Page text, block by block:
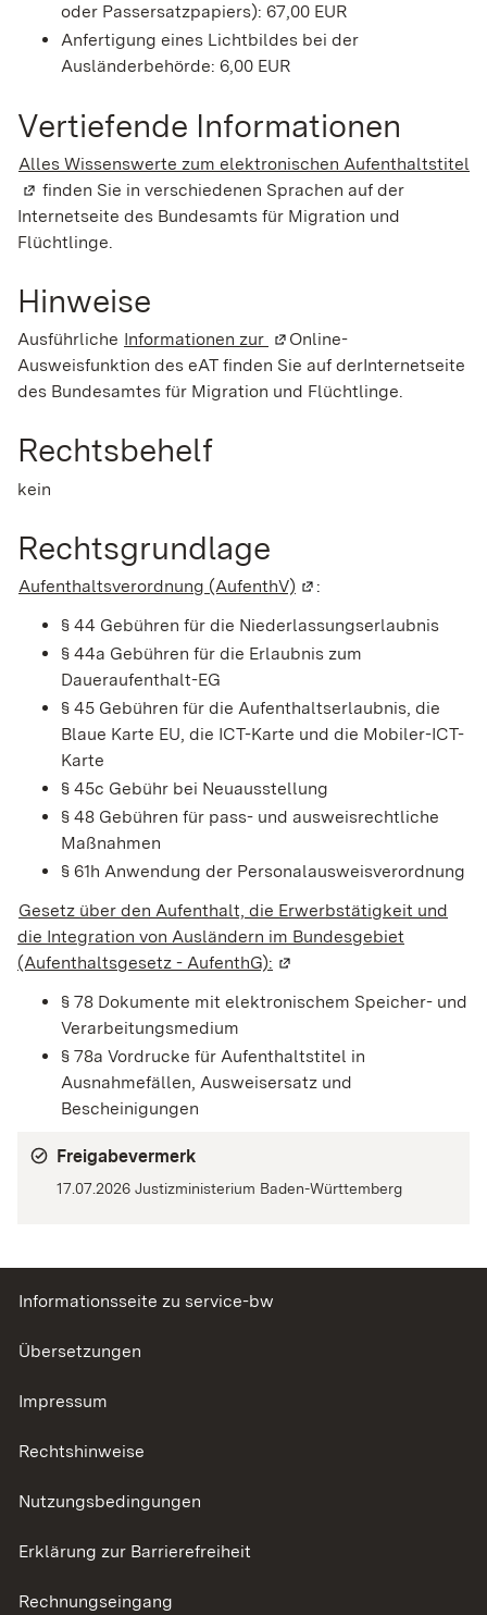
oder Passersatzpapiers): 67,00 EUR
Anfertigung eines Lichtbildes bei der
Ausländerbehörde: 6,00 EUR
Vertiefende Informationen
Alles Wissenswerte zum elektronischen Aufenthaltstitel
finden Sie in verschiedenen Sprachen auf der
Internetseite des Bundesamts für Migration und
Flüchtlinge.
Hinweise
Ausführliche Informationen zur (Wird in einem neuen
Online-
Ausweisfunktion des eAT finden Sie auf derInternetseite
des Bundesamtes für Migration und Flüchtlinge.
Rechtsbehelf
kein
Rechtsgrundlage
Aufenthaltsverordnung (AufenthV) (Wird in einem neuen
:
§ 44 Gebühren für die Niederlassungserlaubnis
§ 44a Gebühren für die Erlaubnis zum
Daueraufenthalt-EG
§ 45 Gebühren für die Aufenthaltserlaubnis, die
Blaue Karte EU, die ICT-Karte und die Mobiler-ICT-
Karte
§ 45c Gebühr bei Neuausstellung
§ 48 Gebühren für pass- und ausweisrechtliche
Maßnahmen
§ 61h Anwendung der Personalausweisverordnung
Gesetz über den Aufenthalt, die Erwerbstätigkeit und
die Integration von Ausländern im Bundesgebiet
(Aufenthaltsgesetz - AufenthG): (Wird in einem neuen
§ 78 Dokumente mit elektronischem Speicher- und
Verarbeitungsmedium
§ 78a Vordrucke für Aufenthaltstitel in
Ausnahmefällen, Ausweisersatz und
Bescheinigungen
Freigabevermerk
17.07.2026 Justizministerium Baden-Württemberg
Informationsseite zu service-bw
Übersetzungen
Impressum
Rechtshinweise
Nutzungsbedingungen
Erklärung zur Barrierefreiheit
Rechnungseingang